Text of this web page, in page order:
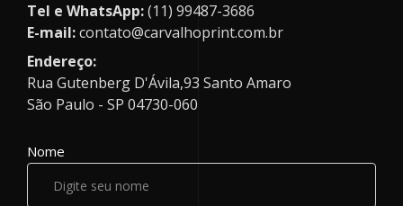
Tel e WhatsApp:(11) 99487-3686
E-mail:contato@carvalhoprint.com.br
Endereço:
Rua Gutenberg D'Ávila,93 Santo Amaro
São Paulo - SP 04730-060
Nome